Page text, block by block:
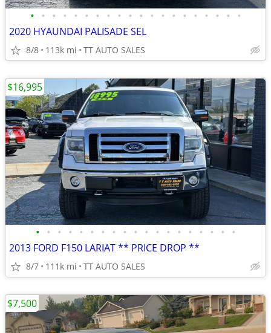
• • • • • • • • • • • • • • • • • • • •
2020 HYAUNDAI PALISADE SEL
8/8 113k mi TT AUTO SALES
• • • • • • • • • • • • • • • • • • •
2013 FORD F150 LARIAT ** PRICE DROP **
8/7 111k mi TT AUTO SALES
$16,995
$7,500